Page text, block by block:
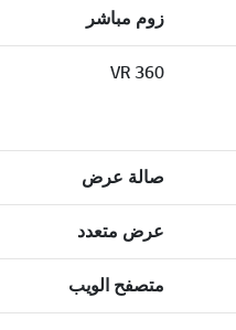
زوم مباشر
360 VR
صالة عرض
عرض متعدد
متصفح الويب